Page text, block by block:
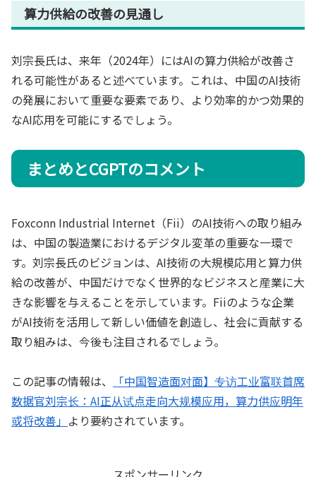
算力供給の改善の見通し
刘宗長氏は、来年（2024年）にはAIの算力供給が改善さ
れる可能性があると述べています。これは、中国のAI技術
の発展において重要な要素であり、より効率的かつ効果的
なAI応用を可能にするでしょう。
まとめとCGPTのコメント
Foxconn Industrial Internet（Fii）のAI技術への取り組み
は、中国の製造業におけるデジタル変革の重要な一環で
す。刘宗長氏のビジョンは、AI技術の大規模応用と算力供
給の改善が、中国だけでなく世界的なビジネスと産業に大
きな影響を与えることを示しています。Fiiのような企業
がAI技術を活用して新しい価値を創造し、社会に貢献する
取り組みは、今後も注目されるでしょう。
この記事の情報は、
「中国智造面对面】专访工业富联首席
数据官刘宗长：AI正从试点走向大规模应用，算力供应明年
或将改善」 より要約されています。